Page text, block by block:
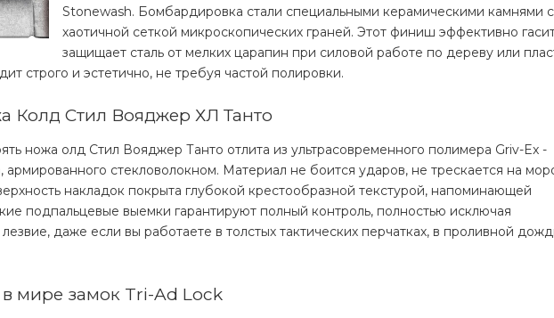
Stonewash. Бомбардировка стали специальными керамическими камнями
хаотичной сеткой микроскопических граней. Этот финиш эффективно
защищает сталь от мелких царапин при силовой работе по дереву или
строго и эстетично, не требуя частой полировки.
Колд Стил Вояджер ХЛ Танто
ножа олд Стил Вояджер Танто отлита из ультрасовременного полимера Griv-Ex -
армированного стекловолокном. Материал не боится ударов, не трескается на
накладок покрыта глубокой крестообразной текстурой, напоминающей
подпальцевые выемки гарантируют полный контроль, полностью исключая
даже если вы работаете в толстых тактических перчатках, в проливной
мире замок Tri-Ad Lock